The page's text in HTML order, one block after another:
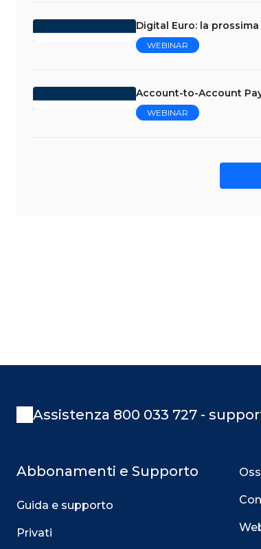
Digital Euro: la
WEBINAR
Account-to-Account
WEBINAR
Assistenza 800 033 727 -
Abbonamenti e Supporto
Guida e supporto
Privati